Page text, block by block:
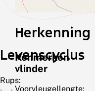
Levenscyclus
Rups:
Herkenning
Kenmerken
vlinder
Voorvleugellengte: